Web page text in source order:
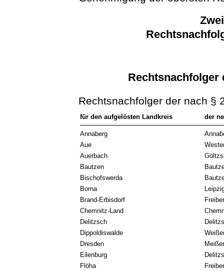
Rechtsnachfolger
Rechtsnachfolger der nach §
für den aufgelösten Landkreis der
Annaberg
Aue
Auerbach
Bautzen
Bischofswerda
Borna
Brand-Erbisdorf
Chemnitz-Land
Delitzsch
Dippoldiswalde
Dresden
Eilenburg
Flöha